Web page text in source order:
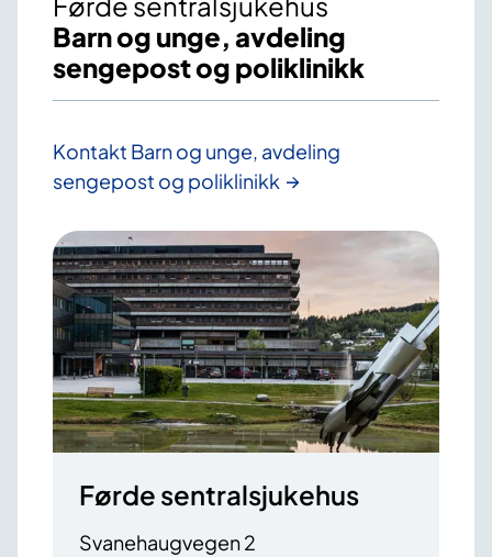
Barn og unge, avdeling
sengepost og poliklinikk
Kontakt Barn og unge, avdeling
sengepost og poliklinikk
Førde sentralsjukehus
Svanehaugvegen 2